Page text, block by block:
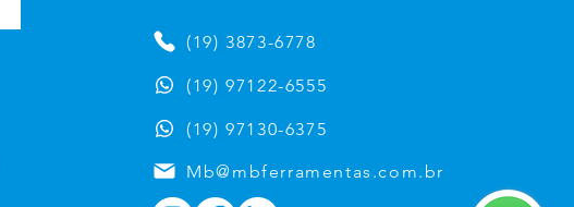
(19) 3873-6778
(19) 97122-6555
Mb@mbferramentas.com.br
(19) 97130-6375